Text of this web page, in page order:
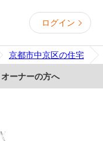
ログイン
京都市中京区の住宅
オーナーの方へ